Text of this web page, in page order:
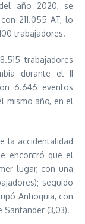
año 2020, se
211.055 AT, lo
trabajadores.
trabajadores
durante el II
6.646 eventos
mismo año, en el
la accidentalidad
encontró que el
lugar, con una
seguido
Antioquia, con
(3,03).